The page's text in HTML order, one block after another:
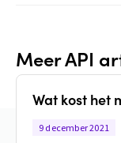
Meer API
Wat kost het
9 december 2021